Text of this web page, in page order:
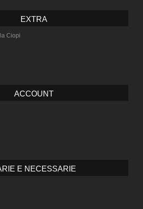
EXTRA
Ciopi
ACCOUNT
E NECESSARIE